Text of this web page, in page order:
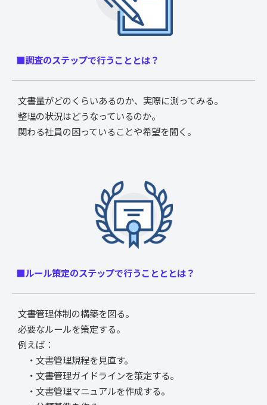
■調査のステップで行うこととは？
文書量がどのくらいあるのか、実際に測ってみる。
整理の状況はどうなっているのか。
関わる社員の困っていることや希望を聞く。
■ルール策定のステップで行うことととは？
文書管理体制の構築を図る。
必要なルールを策定する。
例えば：
・文書管理規程を見直す。
・文書管理ガイドラインを策定する。
・文書管理マニュアルを作成する。